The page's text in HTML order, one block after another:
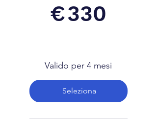
€330
Valido per 4 mesi
Seleziona